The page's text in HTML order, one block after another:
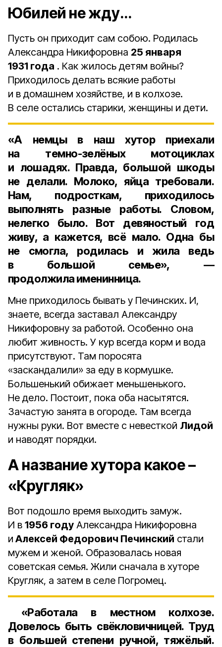
Юбилей не жду…
Пусть он приходит сам собою. Родилась
Александра Никифоровна 25 января
1931 года . Как жилось детям войны?
Приходилось делать всякие работы
и в домашнем хозяйстве, и в колхозе.
В селе остались старики, женщины и дети.
«А немцы в наш хутор приехали
на темно-зелёных мотоциклах
и лошадях. Правда, большой шкоды
не делали. Молоко, яйца требовали.
Нам, подросткам, приходилось
выполнять разные работы. Словом,
нелегко было. Вот девяностый год
живу, а кажется, всё мало. Одна бы
не смогла, родилась и жила ведь
в большой семье», —
продолжила именинница.
Мне приходилось бывать у Печинских. И,
знаете, всегда заставал Александру
Никифоровну за работой. Особенно она
любит живность. У кур всегда корм и вода
присутствуют. Там поросята
«заскандалили» за еду в кормушке.
Большенький обижает меньшенького.
Не дело. Постоит, пока оба насытятся.
Зачастую занята в огороде. Там всегда
нужны руки. Вот вместе с невесткой Лидой
и наводят порядки.
А название хутора какое –
«Кругляк»
Вот подошло время выходить замуж.
И в 1956 году Александра Никифоровна
и Алексей Федорович Печинский стали
мужем и женой. Образовалась новая
советская семья. Жили сначала в хуторе
Кругляк, а затем в селе Погромец.
«Работала в местном колхозе.
Довелось быть свёкловичницей. Труд
в большей степени ручной, тяжёлый.